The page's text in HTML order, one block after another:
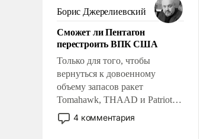
ударами судьбы, брать на себя
ответственность, помогать
слабым, идти вперед и
адаптироваться.
Борис Джерелиевский
Сможет ли Пентагон
перестроить ВПК США
Только для того, чтобы
вернуться к довоенному
объему запасов ракет
Tomahawk, THAAD и Patriot
США потребуется более трех
лет. Даже небольшая война с
4 комментария